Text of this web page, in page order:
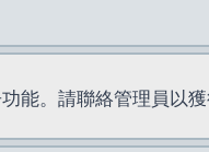
能。請聯絡管理員以獲